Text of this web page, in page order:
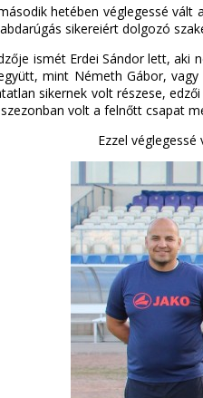
hetében véglegessé
sikereiért dolgozó
ismét Erdei Sándor lett,
mint Németh Gábor,
sikernek volt részese,
volt a felnőtt csapat
Ezzel